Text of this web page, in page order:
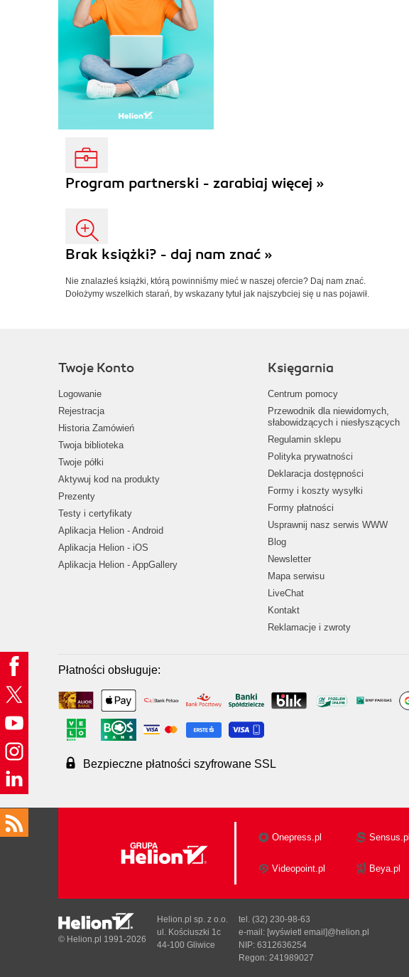
Program partnerski - zarabiaj więcej »
Brak książki? - daj nam znać »
Nie znalazłeś książki, którą powinniśmy mieć w naszej ofercie? Daj nam znać.
Dołożymy wszelkich starań, by wskazany tytuł jak najszybciej się u nas pojawił.
Twoje Konto
Logowanie
Rejestracja
Historia Zamówień
Twoja biblioteka
Twoje półki
Aktywuj kod na produkty
Prezenty
Testy i certyfikaty
Aplikacja Helion - Android
Aplikacja Helion - iOS
Aplikacja Helion - AppGallery
Księgarnia
Centrum pomocy
Przewodnik dla niewidomych,
słabowidzących i niesłyszących
Regulamin sklepu
Polityka prywatności
Deklaracja dostępności
Formy i koszty wysyłki
Formy płatności
Usprawnij nasz serwis WWW
Blog
Newsletter
Mapa serwisu
LiveChat
Kontakt
Reklamacje i zwroty
Płatności obsługuje:
Bezpieczne płatności szyfrowane SSL
Onepress.pl Sensus.pl
Videopoint.pl Beya.pl
© Helion.pl 1991-2026
Helion.pl sp. z o.o.
ul. Kościuszki 1c
44-100 Gliwice
tel. (32) 230-98-63
e-mail: [wyświetl email]@helion.pl
NIP: 6312636254
Regon: 241989027